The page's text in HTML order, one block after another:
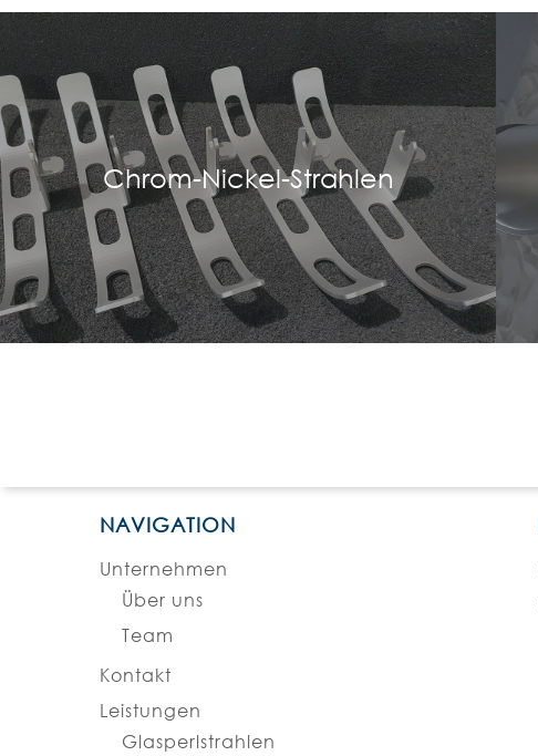
Chrom-Nickel-Strahlen
NAVIGATION
Unternehmen
Über uns
Team
Kontakt
Leistungen
Glasperlstrahlen